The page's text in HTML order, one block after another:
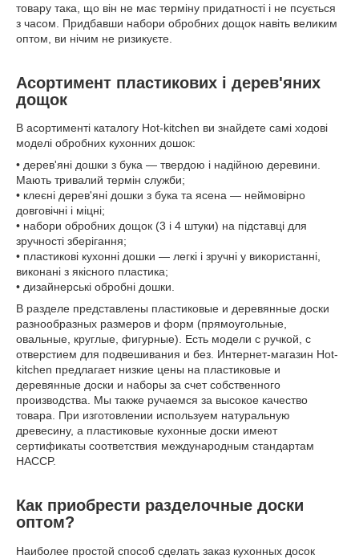
товару така, що він не має терміну придатності і не псується
з часом. Придбавши набори обробних дощок навіть великим
оптом, ви нічим не ризикуєте.
Асортимент пластикових і дерев'яних
дощок
В асортименті каталогу Hot-kitchen ви знайдете самі ходові
моделі обробних кухонних дошок:
• дерев'яні дошки з бука — твердою і надійною деревини.
Мають тривалий термін служби;
• клеєні дерев'яні дошки з бука та ясена — неймовірно
довговічні і міцні;
• набори обробних дощок (3 і 4 штуки) на підставці для
зручності зберігання;
• пластикові кухонні дошки — легкі і зручні у використанні,
виконані з якісного пластика;
• дизайнерські обробні дошки.
В разделе представлены пластиковые и деревянные доски
разнообразных размеров и форм (прямоугольные,
овальные, круглые, фигурные). Есть модели с ручкой, с
отверстием для подвешивания и без. Интернет-магазин Hot-
kitchen предлагает низкие цены на пластиковые и
деревянные доски и наборы за счет собственного
производства. Мы также ручаемся за высокое качество
товара. При изготовлении используем натуральную
древесину, а пластиковые кухонные доски имеют
сертификаты соответствия международным стандартам
HACCP.
Как приобрести разделочные доски
оптом?
Наиболее простой способ сделать заказ кухонных досок